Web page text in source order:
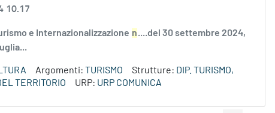
10.17
e Internazionalizzazione n....del 30 settembre 2024,
Argomenti: TURISMO Strutture: DIP. TURISMO,
TERRITORIO
URP: URP COMUNICA